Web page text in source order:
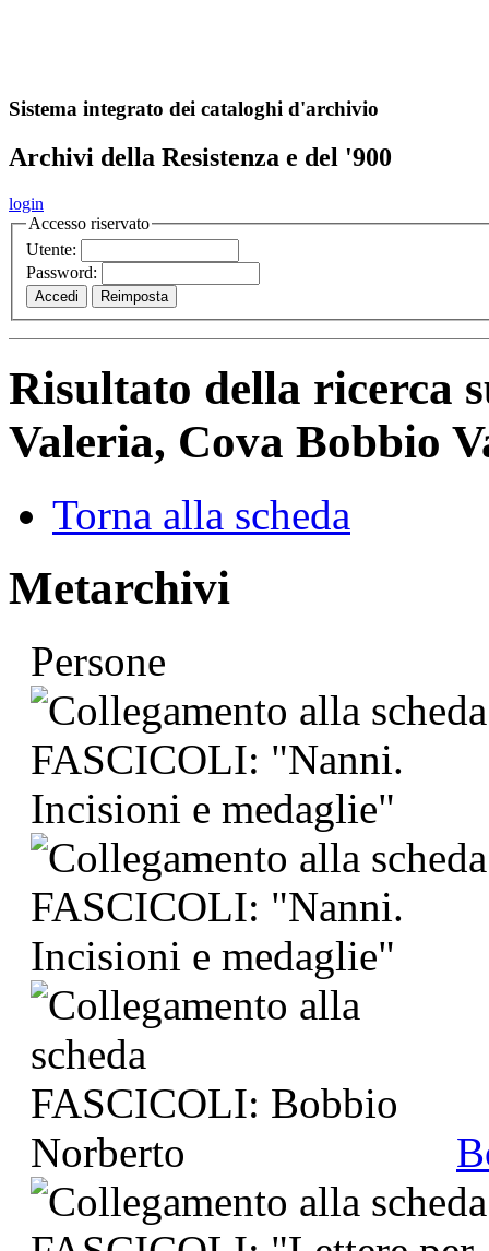
Sistema integrato dei cataloghi d'archivio
Archivi della Resistenza e del '900
login
Accesso riservato
Utente:
Password:
Risultato della ricerca
Valeria, Cova Bobbio
Torna alla scheda
Metarchivi
Persone